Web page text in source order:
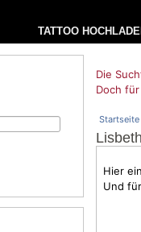
TATTOO
Die
Doch
Startseite
Hier
Und